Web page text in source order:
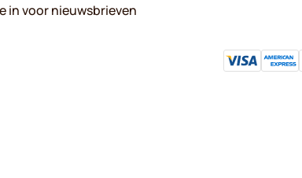
in voor nieuwsbrieven